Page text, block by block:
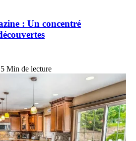
: Un concentré
5 Min de lecture